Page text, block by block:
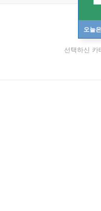
오늘
조
선택하신 카